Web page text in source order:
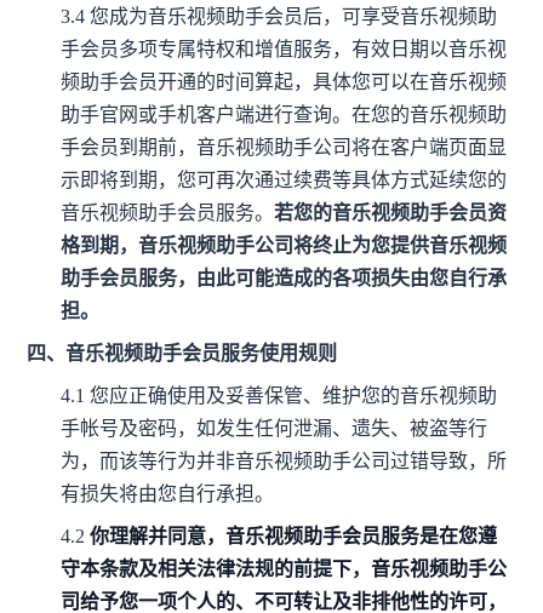
3.4您成为音乐视频助手会员后，可享受音乐视频助
手会员多项专属特权和增值服务，有效日期以音乐视
频助手会员开通的时间算起，具体您可以在音乐视频
助手官网或手机客户端进行查询。在您的音乐视频助
手会员到期前，音乐视频助手公司将在客户端页面显
示即将到期，您可再次通过续费等具体方式延续您的
音乐视频助手会员服务。若您的音乐视频助手会员资
格到期，音乐视频助手公司将终止为您提供音乐视频
助手会员服务，由此可能造成的各项损失由您自行承
担。
四、音乐视频助手会员服务使用规则
4.1您应正确使用及妥善保管、维护您的音乐视频助
手帐号及密码，如发生任何泄漏、遗失、被盗等行
为，而该等行为并非音乐视频助手公司过错导致，所
有损失将由您自行承担。
4.2你理解并同意，音乐视频助手会员服务是在您遵
守本条款及相关法律法规的前提下，音乐视频助手公
司给予您一项个人的、不可转让及非排他性的许可，